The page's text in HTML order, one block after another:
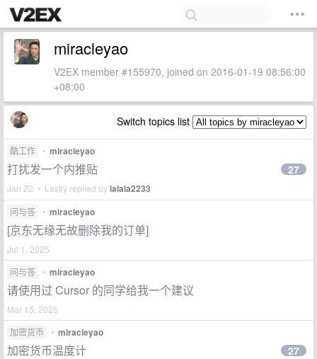
miracleyao
V2EX member #155970, joined on 2016-01-19 08:56:00
+08:00
Switch topics list
酷工作 • miracleyao
打扰发一个内推贴
Jan 22 • Lastly replied bylalala2233
27
问与答 • miracleyao
[京东无缘无故删除我的订单]
Jul 1, 2025
问与答
• miracleyao
请使用过 Cursor 的同学给我一个建议
Mar 15, 2025
加密货币
• miracleyao
加密货币温度计 27